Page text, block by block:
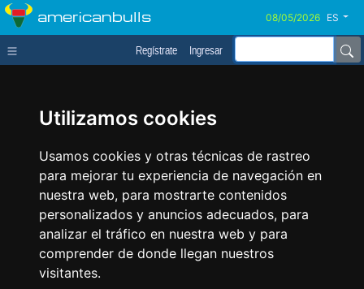
Utilizamos cookies
Usamos cookies y otras técnicas de rastreo
para mejorar tu experiencia de navegación en
nuestra web, para mostrarte contenidos
personalizados y anuncios adecuados, para
analizar el tráfico en nuestra web y para
comprender de donde llegan nuestros
visitantes.
americanbulls ES
Regístrate Ingresar